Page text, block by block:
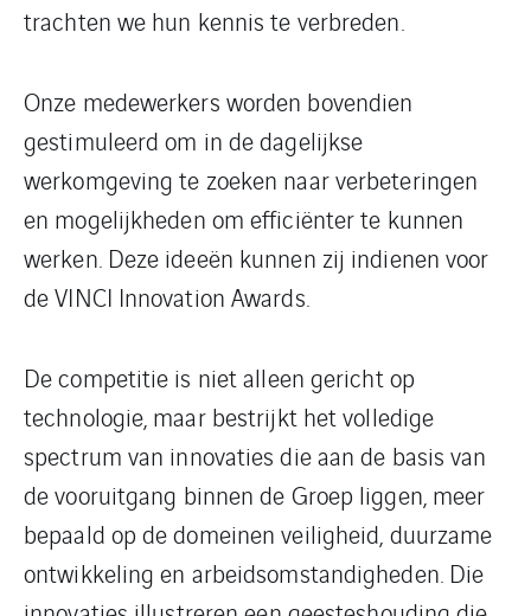
trachten we hun kennis te verbreden.
Onze medewerkers worden bovendien
gestimuleerd om in de dagelijkse
werkomgeving te zoeken naar verbeteringen
en mogelijkheden om efficiënter te kunnen
werken. Deze ideeën kunnen zij indienen voor
de VINCI Innovation Awards.
De competitie is niet alleen gericht op
technologie, maar bestrijkt het volledige
spectrum van innovaties die aan de basis van
de vooruitgang binnen de Groep liggen, meer
bepaald op de domeinen veiligheid, duurzame
ontwikkeling en arbeidsomstandigheden. Die